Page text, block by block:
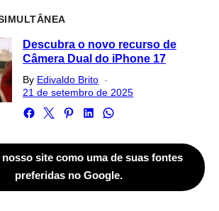
Descubra o novo recurso de
Câmera Dual do iPhone 17
By Edivaldo Brito
on
21 de setembro de 2025
site como uma de suas fontes
preferidas no Google.